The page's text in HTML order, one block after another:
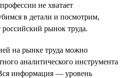
не хватает
в детали и посмотрим,
российский рынок труда.
на рынке труда можно
аналитического инструмента
информация — уровень